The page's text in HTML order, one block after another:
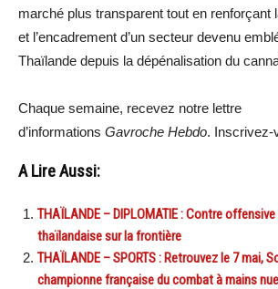
marché plus transparent tout en renforçant
et l’encadrement d’un secteur devenu
Thaïlande depuis la dépénalisation du
Chaque semaine, recevez notre lettre
d’informations Gavroche Hebdo. Inscrivez-
A Lire Aussi:
THAÏLANDE – DIPLOMATIE : Contre
thaïlandaise sur la frontière
THAÏLANDE – SPORTS : Retrouvez le 7 mai,
championne française du combat à mains